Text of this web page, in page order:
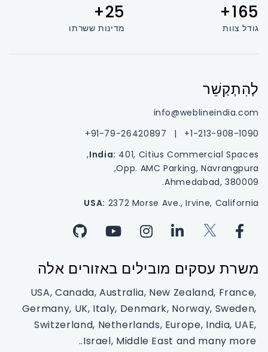
165+
גודל צוות
25+
מדינות ששרתו
לְהִתְקַשֵׁר
info@weblineindia.com
1-213-908-1090+
|
91-79-26420897+
India: 401, Citius Commercial Spaces,
Opp. AMC Parking, Navrangpura,
Ahmedabad, 380009.
USA: 2372 Morse Ave., Irvine, California
משרת עסקים מובילים באזורים אלה
USA, Canada, Australia, New Zealand, France,
Germany, UK, Italy, Denmark, Norway, Sweden,
Switzerland, Netherlands, Europe, India, UAE,
Israel, Middle East and many more..